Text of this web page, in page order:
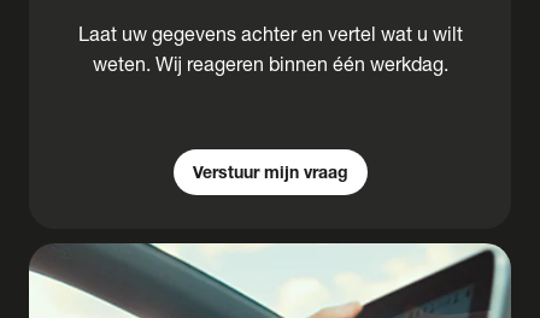
Laat uw gegevens achter en vertel wat u wilt
weten. Wij reageren binnen één werkdag.
Verstuur mijn vraag